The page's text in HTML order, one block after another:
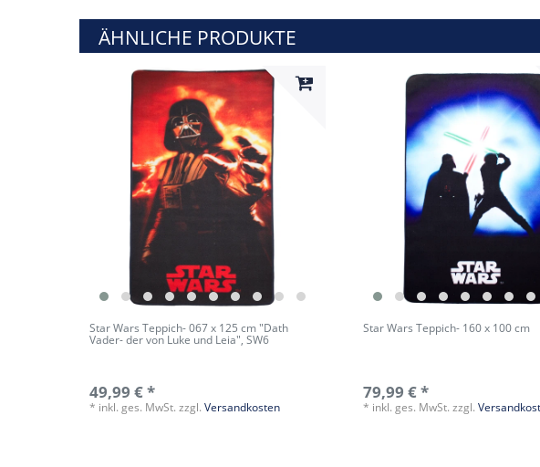
ÄHNLICHE PRODUKTE
Star Wars Teppich- 067 x 125 cm "Dath
Vader- der von Luke und Leia", SW6
49,99 € *
* inkl. ges. MwSt. zzgl.Versandkosten
Star Wars Teppich- 160 x 100 cm
79,99 € *
* inkl. ges. MwSt. zzgl.